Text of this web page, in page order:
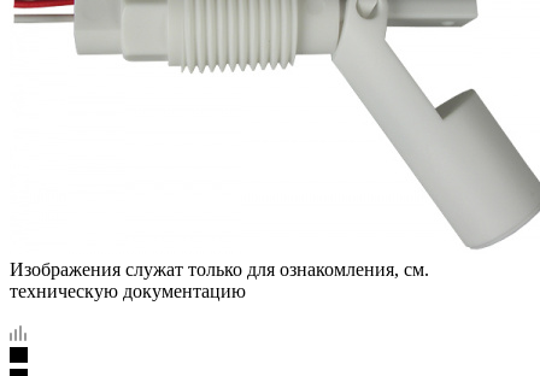
Изображения служат только для ознакомления, см.
техническую документацию